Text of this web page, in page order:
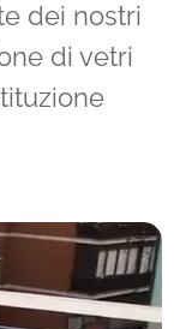
dei nostri
di vetri